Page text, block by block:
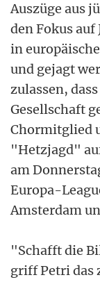
Auszüge aus
den Fokus
in
und gejagt
zulassen,
Gesellschaft
Chormitglied
"Hetzjagd"
am
Europa-
Amsterdam
"Schafft die
griff Petri das